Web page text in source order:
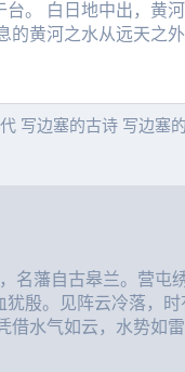
。 白日地中出，黄
的黄河之水从远天之外
写边塞的古诗 写边塞
名藩自古皋兰。营屯
犹殷。见阵云冷落，时
借水气如云，水势如